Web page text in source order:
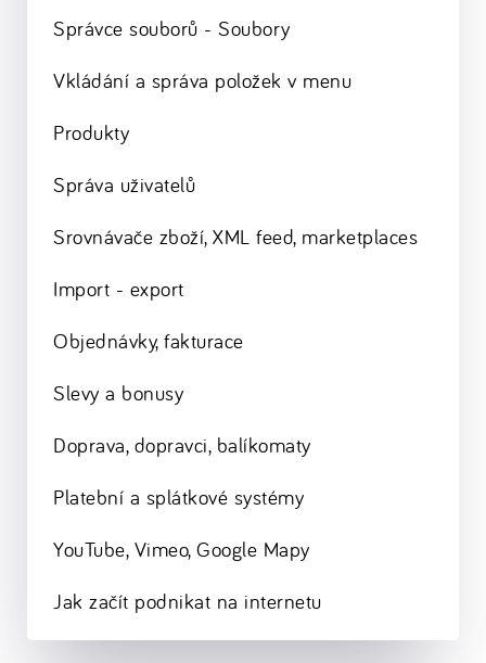
Správce souborů - Soubory
Vkládání a správa položek v menu
Produkty
Správa uživatelů
Srovnávače zboží, XML feed, marketplaces
Import - export
Objednávky, fakturace
Slevy a bonusy
Doprava, dopravci, balíkomaty
Platební a splátkové systémy
YouTube, Vimeo, Google Mapy
Jak začít podnikat na internetu